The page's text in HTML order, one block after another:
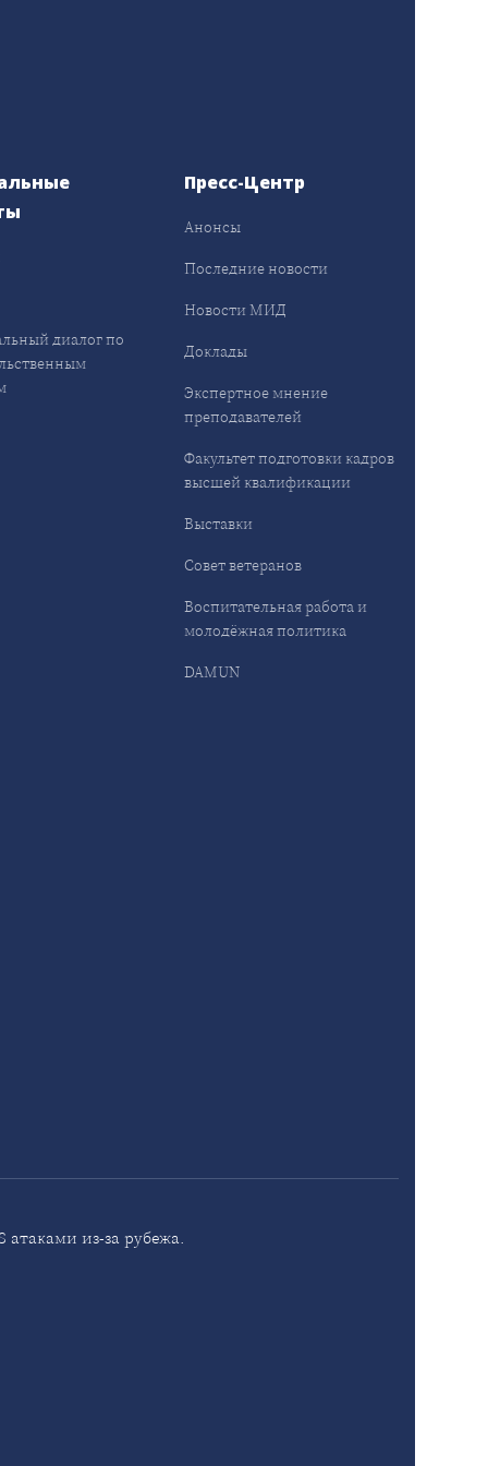
диалог по
Пресс-Центр
Анонсы
Последние новости
Новости МИД
Доклады
Экспертное мнение
преподавателей
Факультет подготовки кадров
высшей квалификации
Выставки
Совет ветеранов
Воспитательная работа и
молодёжная политика
DAMUN
из-за рубежа.